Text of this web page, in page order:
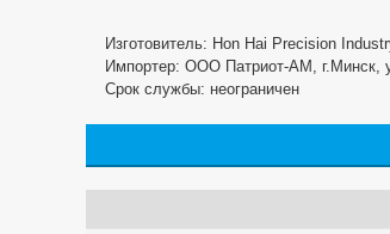
Изготовитель: Hon Hai Precision
Импортер: ООО Патриот-АМ, г.Минск,
Срок службы: неограничен